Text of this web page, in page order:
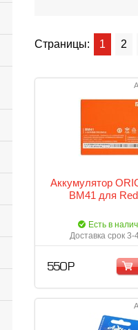
Страницы: 1 2
Аккумулятор
BM41 для
Есть в
Доставка срок 3-
550 Р